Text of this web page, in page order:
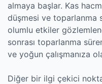
almaya başlar. Kas
düşmesi ve toparlanma
olumlu etkiler
sonrası toparlanma
ve yoğun çalışmanıza
Diğer bir ilgi çekici